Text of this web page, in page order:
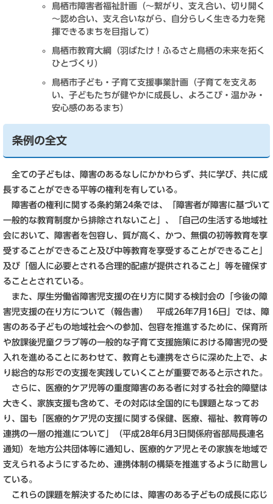
鳥栖市障害者福祉計画（～繋がり、支え合い、切り開く
～認め合い、支え合いながら、自分らしく生きる力を発
揮できるまちを目指して）
鳥栖市教育大綱（羽ばたけ！ふるさと鳥栖の未来を拓く
ひとづくり）
鳥栖市子ども・子育て支援事業計画（子育てを支えあ
い、子どもたちが健やかに成長し、よろこび・温かみ・
安心感のあるまち）
条例の全文
全ての子どもは、障害のあるなしにかかわらず、共に学び、共に成
長することができる平等の権利を有している。
障害者の権利に関する条約第24条では、「障害者が障害に基づいて
一般的な教育制度から排除されないこと」、「自己の生活する地域社
会において、障害者を包容し、質が高く、かつ、無償の初等教育を享
受することができること及び中等教育を享受することができること」
及び「個人に必要とされる合理的配慮が提供されること」等を確保す
ることとされている。
また、厚生労働省障害児支援の在り方に関する検討会の「今後の障
害児支援の在り方について（報告書） 平成26年7月16日」では、障
害のある子どもの地域社会への参加、包容を推進するために、保育所
や放課後児童クラブ等の一般的な子育て支援施策における障害児の受
入れを進めることにあわせて、教育とも連携をさらに深めた上で、よ
り総合的な形での支援を実践していくことが重要であると示された。
さらに、医療的ケア児等の重度障害のある者に対する社会的障壁は
大きく、家族支援も含めて、その対応は全国的にも課題となってお
り、国も「医療的ケア児の支援に関する保健、医療、福祉、教育等の
連携の一層の推進について」（平成28年6月3日関係府省部局長連名
通知）を地方公共団体等に通知し、医療的ケア児とその家族を地域で
支えられるようにするため、連携体制の構築を推進するように助言し
ている。
これらの課題を解決するためには、障害のある子どもの成長に応じ